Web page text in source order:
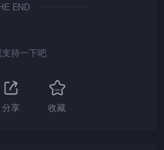
END
持一下吧
分享 收藏